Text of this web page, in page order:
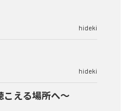
hideki
hideki
こえる場所へ〜